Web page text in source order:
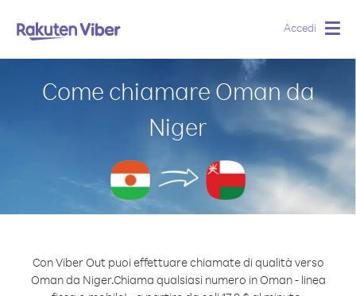
Accedi
Come chiamare Oman da
Niger
Con Viber Out puoi effettuare chiamate di qualità verso
Oman da Niger.Chiama qualsiasi numero in Oman - linea